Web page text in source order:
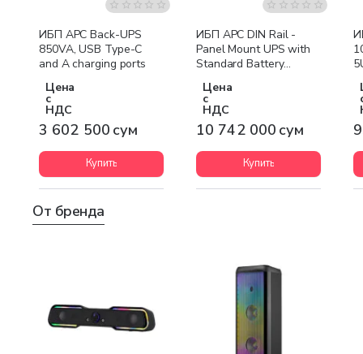
Бесплатная доставка
ИБП APC Back-UPS
850VA, USB Type-C
and A charging ports
Цена
с
НДС
3 602 500 сум
Купить
Бесплатная доставка
ИБП APC DIN Rail -
Panel Mount UPS with
Standard Battery
Цена
с
НДС
10 742 000 сум
Купить
От бренда